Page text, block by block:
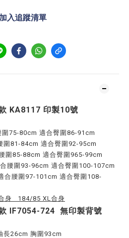
加入追蹤清單
KA8117 印製10號
75-80cm 適合臀圍86-91cm
圍81-84cm 適合臀圍92-95cm
圍85-88cm 適合臀圍965-99cm
腰圍93-96cm 適合臀圍100-107cm
合腰圍97-101cm 適合臀圍108-
身 184/85 XL合身
IF7054-724 無印製背號
長26cm 胸圍93cm